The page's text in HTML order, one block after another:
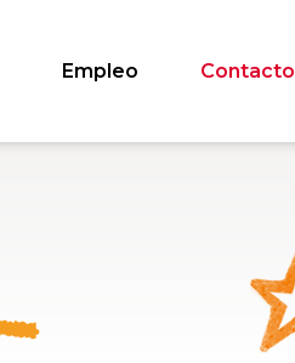
Empleo Contacto